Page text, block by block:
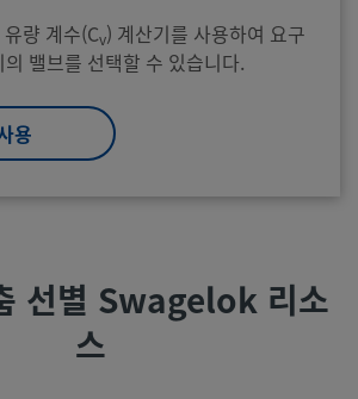
량 계수(Cv) 계산기를 사용하여 요구
밸브를 선택할 수 있습니다.
용
선별 Swagelok 리소
스